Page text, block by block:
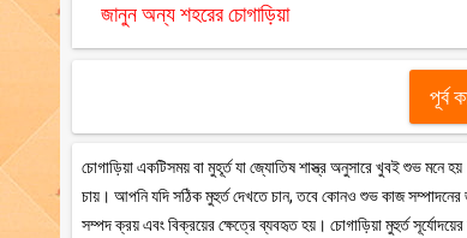
জানুন অন্য শহরের চোগাড়িয়া
পূর্ব
চোগাড়িয়া একটিসময় বা মুহূর্ত যা জ্যোতিষ শাস্ত্র অনুসারে খুবই শুভ
চায়। আপনি যদি সঠিক মুহুর্ত দেখতে চান, তবে কোনও শুভ কাজ সম্পাদনের
সম্পদ ক্রয় এবং বিক্রয়ের ক্ষেত্রে ব্যবহৃত হয়। চোগাড়িয়া মুহুর্ত